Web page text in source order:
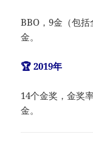
BBO，9金（包括
金。
🏆 2019年
14个金奖，金奖
金。